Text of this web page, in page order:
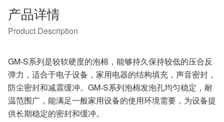
产品详情
Product Description
GM-S系列是较软硬度的泡棉，能够持久保持较低的压合反
弹力，适合于电子设备，家用电器的结构填充，声音密封，
防尘密封和减震缓冲。GM-S系列泡棉发泡孔均匀稳定，耐
温范围广，能满足一般家用设备的使用环境需要，为设备提
供长期稳定的密封和缓冲。